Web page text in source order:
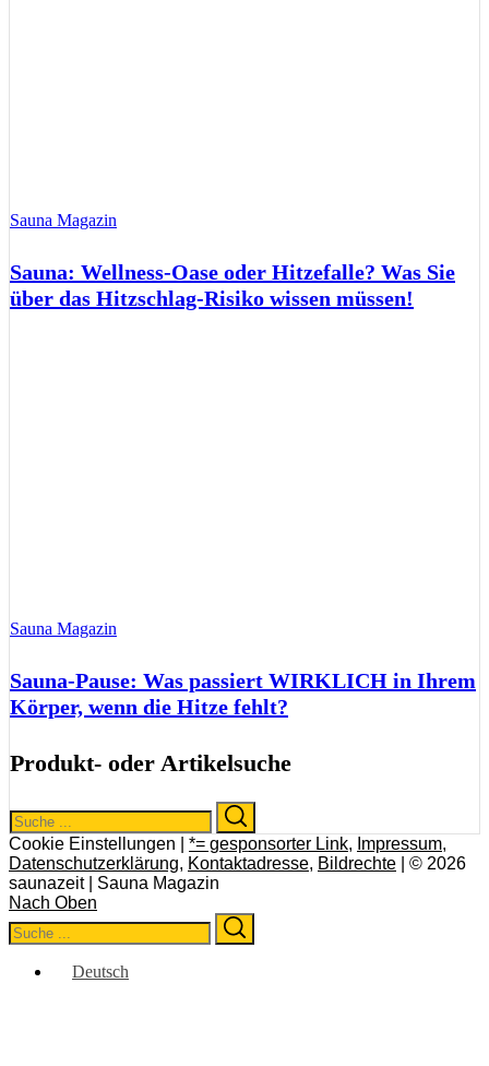
Sauna Magazin
Sauna: Wellness-Oase oder Hitzefalle? Was Sie
über das Hitzschlag-Risiko wissen müssen!
Sauna Magazin
Sauna-Pause: Was passiert WIRKLICH in Ihrem
Körper, wenn die Hitze fehlt?
Produkt- oder Artikelsuche
Search
for:
Cookie Einstellungen | *= gesponsorter Link, Impressum,
Datenschutzerklärung, Kontaktadresse, Bildrechte | © 2026
saunazeit | Sauna Magazin
Nach Oben
Search
for:
Deutsch